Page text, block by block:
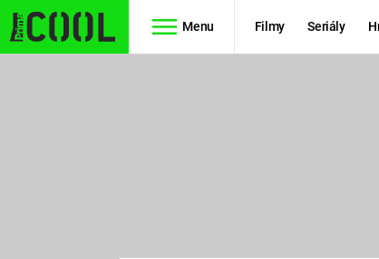
Menu Filmy Seriály